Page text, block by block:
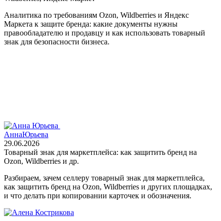
Аналитика по требованиям Ozon, Wildberries и Яндекс
Маркета к защите бренда: какие документы нужны
правообладателю и продавцу и как использовать товарный
знак для безопасности бизнеса.
АннаЮрьева
29.06.2026
Товарный знак для маркетплейса: как защитить бренд на
Ozon, Wildberries и др.
Разбираем, зачем селлеру товарный знак для маркетплейса,
как защитить бренд на Ozon, Wildberries и других площадках,
и что делать при копировании карточек и обозначения.